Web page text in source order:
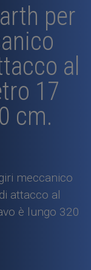
per
al
17
cm.
meccanico
attacco al
è lungo 320